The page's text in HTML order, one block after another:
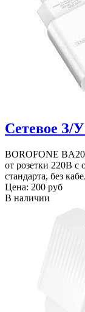
Сетевое З/
BOROFONE
от розетки 220В с
стандарта, без
Цена: 200 руб
В наличии